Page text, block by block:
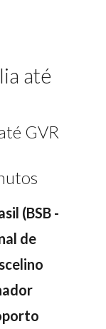
até
GVR
(BSB -
de